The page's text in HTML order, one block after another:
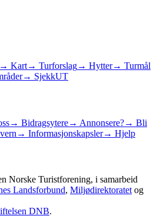
Kart→ Turforslag→ Hytter→ Turmål
→ SjekkUT
→ Bidragsytere→ Annonsere?→ Bli
→ Informasjonskapsler→ Hjelp
Norske Turistforening, i samarbeid
Landsforbund, Miljødirektoratet og
DNB.